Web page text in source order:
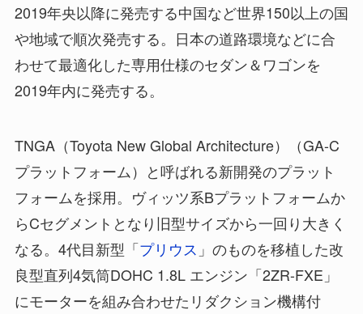
2019年央以降に発売する中国など世界150以上の国
や地域で順次発売する。日本の道路環境などに合
わせて最適化した専用仕様のセダン＆ワゴンを
2019年内に発売する。
TNGA（Toyota New Global Architecture）（GA-C
プラットフォーム）と呼ばれる新開発のプラット
フォームを採用。ヴィッツ系Bプラットフォームか
らCセグメントとなり旧型サイズから一回り大きく
なる。4代目新型「プリウス 」のものを移植した改
良型直列4気筒DOHC 1.8L エンジン「2ZR-FXE」
にモーターを組み合わせたリダクション機構付